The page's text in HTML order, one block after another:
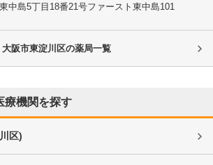
東中島5丁目18番21号ファースト東中島101
大阪市東淀川区の薬局一覧
療機関を探す
区)